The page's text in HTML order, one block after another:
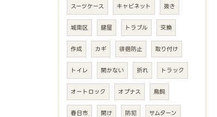
スーツケース キャビネット 抜き
城南区 鍵屋 トラブル 交換
作成 カギ 徘徊防止 取り付け
トイレ 開かない 折れ トラック
オートロック オプナス 鳥飼
春日市 開け 防犯 サムターン